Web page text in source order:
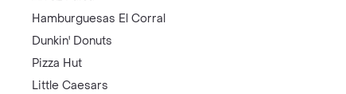
Hamburguesas El Corral
Dunkin' Donuts
Pizza Hut
Little Caesars